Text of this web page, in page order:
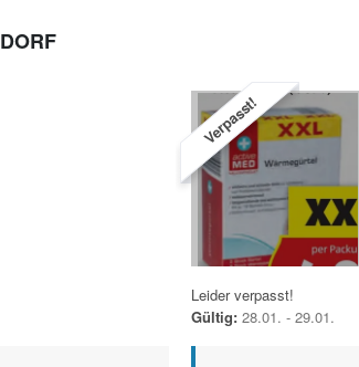
Verpasst!
Leider verpasst!
Gültig: 28.01. - 29.01.